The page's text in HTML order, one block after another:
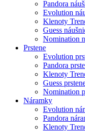
Pandora
Evolution
Klenoty
Guess
Nomination
Prstene
Evolution
Pandora
Klenoty
Guess
Nomination
Náramky
Evolution
Pandora
Klenoty